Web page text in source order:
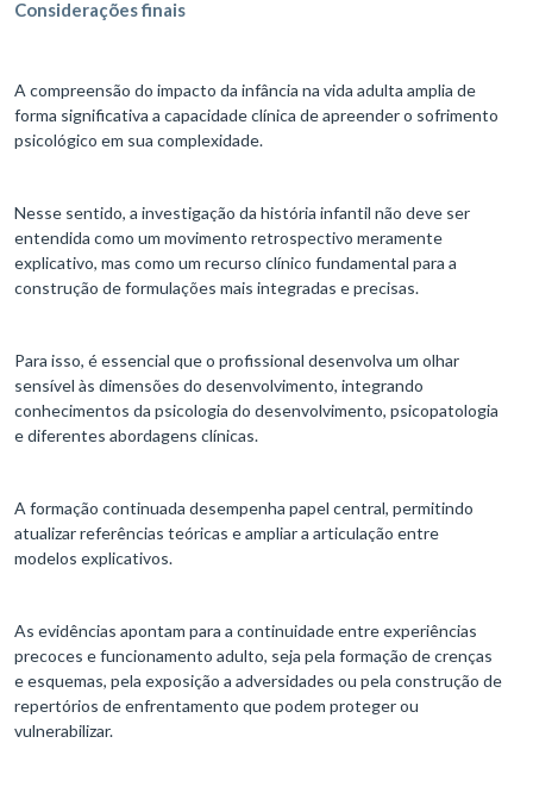
Considerações finais
A compreensão do impacto da infância na vida adulta amplia de
forma significativa a capacidade clínica de apreender o sofrimento
psicológico em sua complexidade.
Nesse sentido, a investigação da história infantil não deve ser
entendida como um movimento retrospectivo meramente
explicativo, mas como um recurso clínico fundamental para a
construção de formulações mais integradas e precisas.
Para isso, é essencial que o profissional desenvolva um olhar
sensível às dimensões do desenvolvimento, integrando
conhecimentos da psicologia do desenvolvimento, psicopatologia
e diferentes abordagens clínicas.
A formação continuada desempenha papel central, permitindo
atualizar referências teóricas e ampliar a articulação entre
modelos explicativos.
As evidências apontam para a continuidade entre experiências
precoces e funcionamento adulto, seja pela formação de crenças
e esquemas, pela exposição a adversidades ou pela construção de
repertórios de enfrentamento que podem proteger ou
vulnerabilizar.